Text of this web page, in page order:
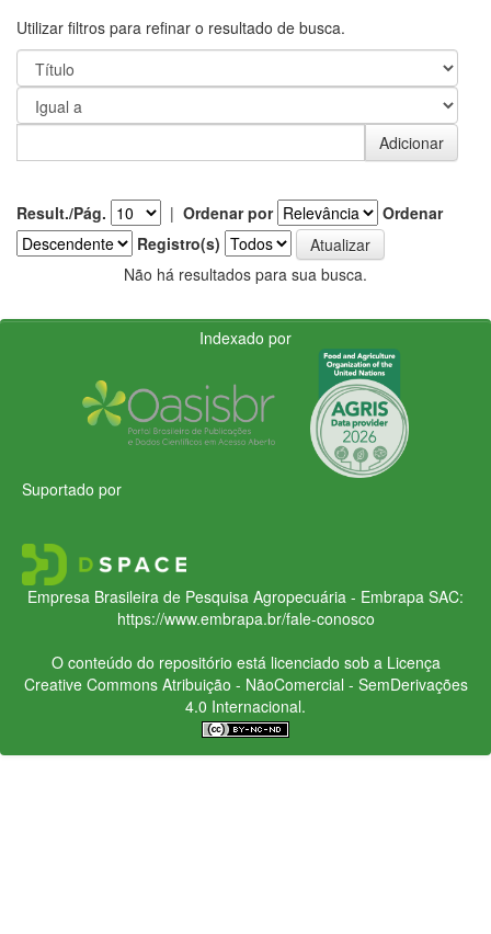
Utilizar filtros para refinar o resultado de busca.
Result./Pág. | Ordenar por
Ordenar
Registro(s)
Não há resultados para sua busca.
Indexado por
Suportado por
Empresa Brasileira de Pesquisa Agropecuária - Embrapa SAC:
https://www.embrapa.br/fale-conosco
O conteúdo do repositório está licenciado sob a Licença
Creative CommonsAtribuição - NãoComercial - SemDerivações
4.0 Internacional.